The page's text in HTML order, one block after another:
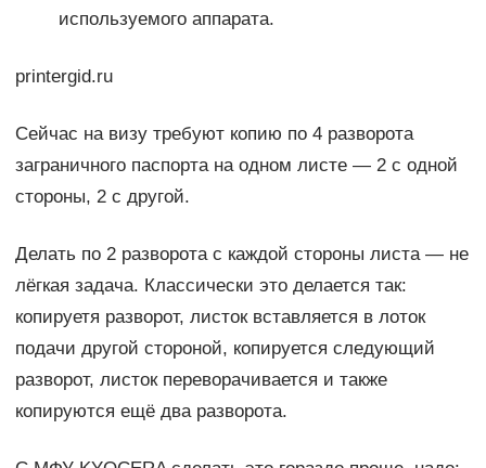
используемого аппарата.
printergid.ru
Сейчас на визу требуют копию по 4 разворота
заграничного паспорта на одном листе — 2 с одной
стороны, 2 с другой.
Делать по 2 разворота с каждой стороны листа — не
лёгкая задача. Классически это делается так:
копируетя разворот, листок вставляется в лоток
подачи другой стороной, копируется следующий
разворот, листок переворачивается и также
копируются ещё два разворота.